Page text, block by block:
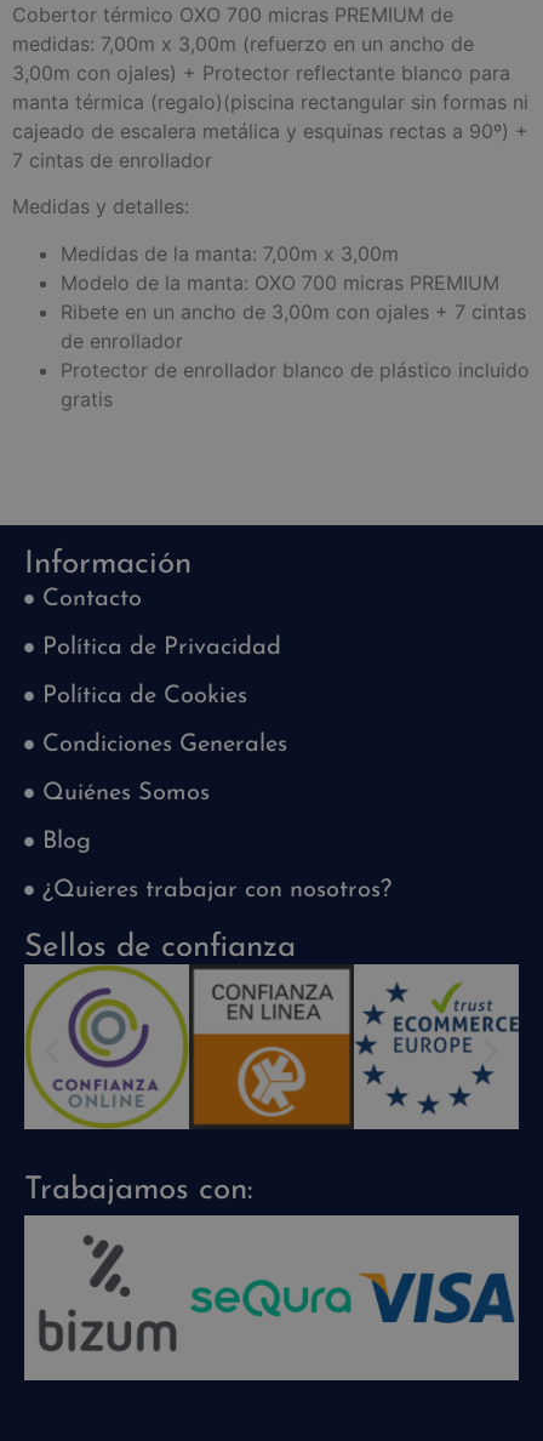
Cobertor térmico OXO 700 micras PREMIUM de
medidas: 7,00m x 3,00m (refuerzo en un ancho de
3,00m con ojales) + Protector reflectante blanco para
manta térmica (regalo)(piscina rectangular sin formas ni
cajeado de escalera metálica y esquinas rectas a 90º) +
7 cintas de enrollador
Medidas y detalles:
Medidas de la manta: 7,00m x 3,00m
Modelo de la manta: OXO 700 micras PREMIUM
Ribete en un ancho de 3,00m con ojales + 7 cintas
de enrollador
Protector de enrollador blanco de plástico incluido
gratis
Información
Contacto
Política de Privacidad
Política de Cookies
Condiciones Generales
Quiénes Somos
Blog
¿Quieres trabajar con nosotros?
Sellos de confianza
Trabajamos con: